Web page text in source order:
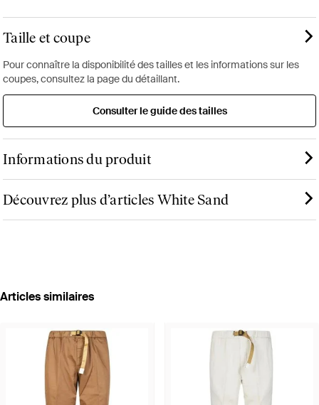
Taille et coupe
Pour connaître la disponibilité des tailles et les informations sur les
coupes, consultez la page du détaillant.
Consulter le guide des tailles
Informations du produit
Découvrez plus d’articles White Sand
Articles similaires